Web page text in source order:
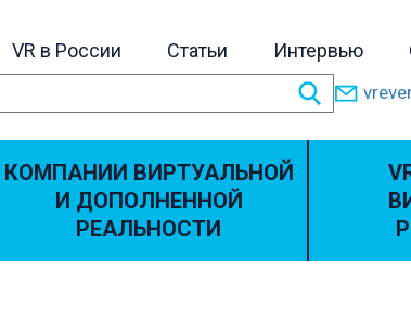
VR в России Статьи Интервью
КОМПАНИИ ВИРТУАЛЬНОЙ
И ДОПОЛНЕННОЙ
РЕАЛЬНОСТИ